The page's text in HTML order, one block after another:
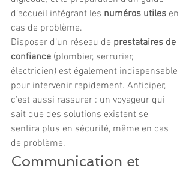
d’accueil intégrant les numéros utiles en
cas de problème.
Disposer d’un réseau de prestataires de
confiance (plombier, serrurier,
électricien) est également indispensable
pour intervenir rapidement. Anticiper,
c’est aussi rassurer : un voyageur qui
sait que des solutions existent se
sentira plus en sécurité, même en cas
de problème.
Communication et